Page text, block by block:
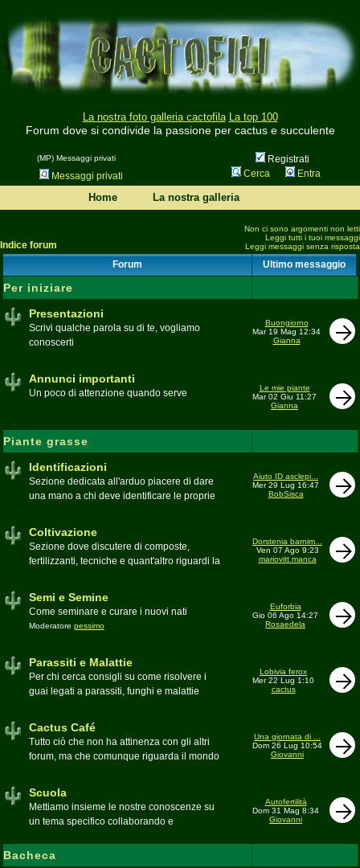
La nostra foto galleria cactofila La top 100
Forum dove si condivide la passione per cactus e succulente
(MP) Messaggi privati
Registrati
Messaggi privati
Cerca Entra
Home La nostra galleria
Indice forum
Non ci sono argomenti non letti
Leggi tutti i tuoi messaggi
Leggi messaggi senza risposta
Forum Ultimo messaggio
Per iniziare
Presentazioni
Scrivi qualche parola su di te, vogliamo
conoscerti
Buongiorno
Mar 19 Mag 12:34
Gianna
Annunci importanti
Un poco di attenzione quando serve
Le mie piante
Mar 02 Giu 11:27
Gianna
Piante grasse
Identificazioni
Sezione dedicata all'arduo piacere di dare
una mano a chi deve identificare le proprie
Aiuto ID asclepi...
Mer 29 Lug 16:47
BobSisca
Coltivazione
Sezione dove discutere di composte,
fertilizzanti, tecniche e quant'altro riguardi la
Dorstenia barnim...
Ven 07 Ago 9:23
mariovitt.manca
Semi e Semine
Come seminare e curare i nuovi nati
Moderatore pessimo
Euforbia
Gio 06 Ago 14:27
Rosaedela
Parassiti e Malattie
Per chi cerca consigli su come risolvere i
guai legati a parassiti, funghi e malattie
Lobivia ferox
Mer 22 Lug 1:10
cactus
Cactus Café
Tutto ciò che non ha attinenza con gli altri
forum, ma che comunque riguarda il mondo
Moderatore
Una giornata di ...
Dom 26 Lug 10:54
Giovanni
Scuola
Mettiamo insieme le nostre conoscenze su
un tema specifico collaborando e
cactofilo
Autofertilità
Dom 31 Mag 8:34
Giovanni
Bacheca